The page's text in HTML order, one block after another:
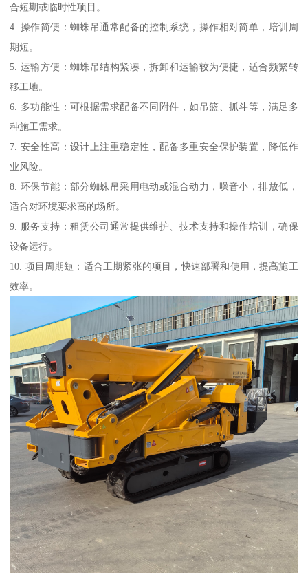
合短期或临时性项目。
4. 操作简便：蜘蛛吊通常配备的控制系统，操作相对简单，培训周
期短。
5. 运输方便：蜘蛛吊结构紧凑，拆卸和运输较为便捷，适合频繁转
移工地。
6. 多功能性：可根据需求配备不同附件，如吊篮、抓斗等，满足多
种施工需求。
7. 安全性高：设计上注重稳定性，配备多重安全保护装置，降低作
业风险。
8. 环保节能：部分蜘蛛吊采用电动或混合动力，噪音小，排放低，
适合对环境要求高的场所。
9. 服务支持：租赁公司通常提供维护、技术支持和操作培训，确保
设备运行。
10. 项目周期短：适合工期紧张的项目，快速部署和使用，提高施工
效率。